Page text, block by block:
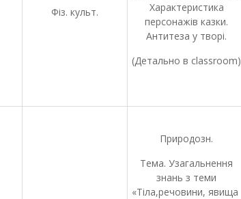
Фіз. культ.
Характеристика
персонажів казки.
Антитеза у творі.
(Детально в classroom)
Природозн.
Тема. Узагальнення
знань з теми
«Тіла,речовини, явища